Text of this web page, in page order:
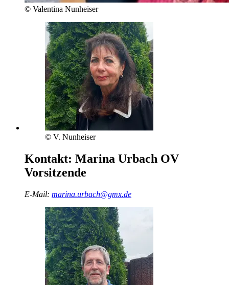
© Valentina Nunheiser
© V. Nunheiser
Kontakt: Marina Urbach OV
Vorsitzende
E-Mail: marina.urbach@gmx.de